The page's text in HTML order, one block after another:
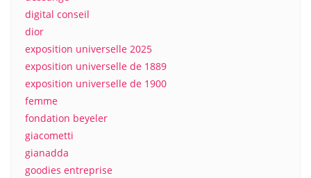
digital conseil
dior
exposition universelle 2025
exposition universelle de 1889
exposition universelle de 1900
femme
fondation beyeler
giacometti
gianadda
goodies entreprise